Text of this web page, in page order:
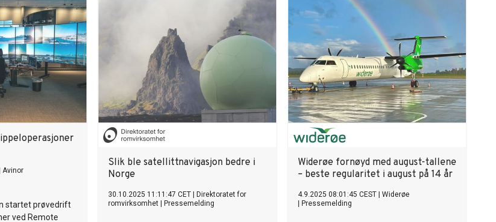
forskningsbaserte
vi kan
hos barn
Avinor
startet prøvedrift
ved Remote
Slik ble satellittnavigasjon bedre i
Norge
30.10.2025 11:11:47 CET
Direktoratet for
romvirksomhet
Pressemelding
Widerøe fornøyd med august-tallene
– beste regularitet i august på 14 år
4.9.2025 08:01:45 CEST
Widerøe
Pressemelding